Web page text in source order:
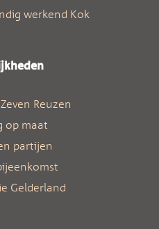
werkend Kok
Reuzen
op maat
partijen
Gelderland